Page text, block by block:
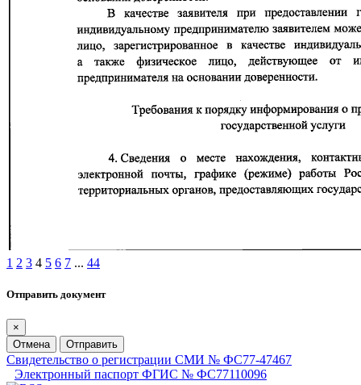
1 2 3 4 5 6 7 ... 44
Отправить документ
×
Отмена
Отправить
Свидетельство о регистрации СМИ № ФС77-47467
Электронный паспорт ФГИС № ФС77110096